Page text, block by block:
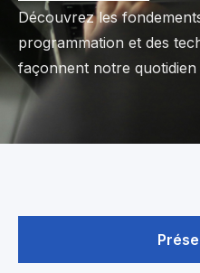
Découvrez les
programmation et des
façonnent notre quotidien